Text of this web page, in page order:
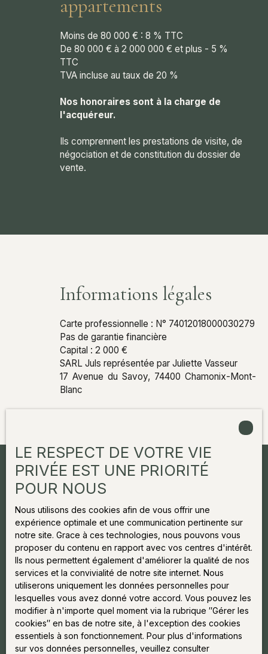
appartements
Moins de 80 000 € : 8 % TTC
De 80 000 € à 2 000 000 € et plus - 5 %
TTC
TVA incluse au taux de 20 %
Nos honoraires sont à la charge de
l'acquéreur.
Ils comprennent les prestations de visite, de
négociation et de constitution du dossier de
vente.
Informations légales
Carte professionnelle : N° 74012018000030279
Pas de garantie financière
Capital : 2 000 €
SARL Juls représentée par Juliette Vasseur
17 Avenue du Savoy, 74400 Chamonix-Mont-
Blanc
Agence
Juliette&Co
IMMOBILIER - CHAMONIX MONT-BLANC
17 Avenue du Savoy
74400 Chamonix-Mont-Blanc
+33 6 12 03 25 87
info@julietteandco.fr
LE RESPECT DE VOTRE VIE
PRIVÉE EST UNE PRIORITÉ
POUR NOUS
Nous utilisons des cookies afin de vous offrir une
expérience optimale et une communication pertinente sur
notre site. Grace à ces technologies, nous pouvons vous
proposer du contenu en rapport avec vos centres d'intérêt.
Ils nous permettent également d'améliorer la qualité de nos
services et la convivialité de notre site internet. Nous
utiliserons uniquement les données personnelles pour
lesquelles vous avez donné votre accord. Vous pouvez les
modifier à n'importe quel moment via la rubrique ″Gérer les
cookies″ en bas de notre site, à l'exception des cookies
essentiels à son fonctionnement. Pour plus d'informations
sur vos données personnelles, veuillez consulter